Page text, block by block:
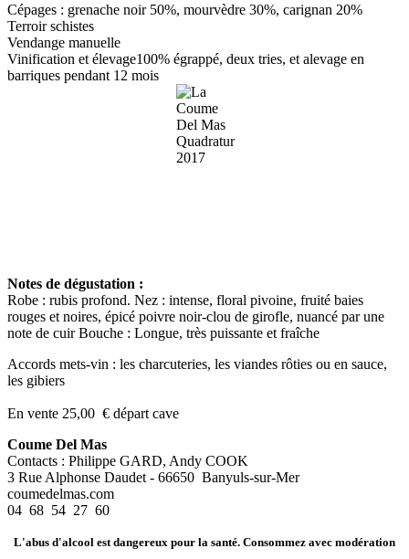
Cépages : grenache noir 50%, mourvèdre 30%, carignan 20%
Terroir schistes
Vendange manuelle
Vinification et élevage100% égrappé, deux tries, et alevage en
barriques pendant 12 mois
Notes de dégustation :
Robe : rubis profond. Nez : intense, floral pivoine, fruité baies
rouges et noires, épicé poivre noir-clou de girofle, nuancé par une
note de cuir Bouche : Longue, très puissante et fraîche
Accords mets-vin : les charcuteries, les viandes rôties ou en sauce,
les gibiers
En vente 25,00 € départ cave
Coume Del Mas
Contacts : Philippe GARD, Andy COOK
3 Rue Alphonse Daudet - 66650 Banyuls-sur-Mer
coumedelmas.com
04 68 54 27 60
L'abus d'alcool est dangereux pour la santé. Consommez avec modération